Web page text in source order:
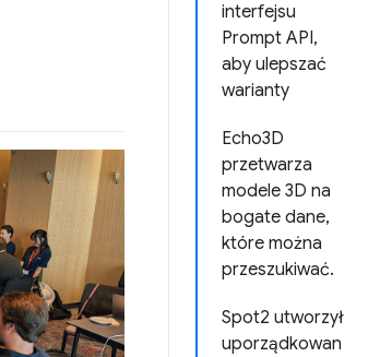
interfejsu
Prompt API,
aby ulepszać
warianty
Echo3D
przetwarza
modele 3D na
bogate dane,
które można
przeszukiwać.
Spot2 utworzył
uporządkowan